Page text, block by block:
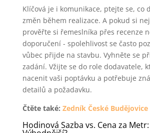
Klíčová je i komunikace, ptejte se, co
změn během realizace. A pokud si
prověřte si řemeslníka přes recenze
doporučení - spolehlivost se často
vůbec přijde na stavbu. Vyhněte se
zadání. Vžijte se do role dodavatele,
nacenit vaši poptávku a potřebuje
detailů a požadavku.
Čtěte také: Zedník České Budějovice
Hodinová Sazba vs. Cena za